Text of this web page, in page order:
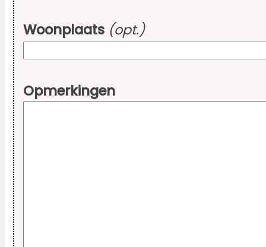
Woonplaats (opt.)
Opmerkingen